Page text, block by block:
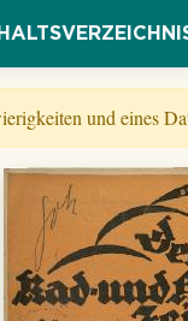
und eines